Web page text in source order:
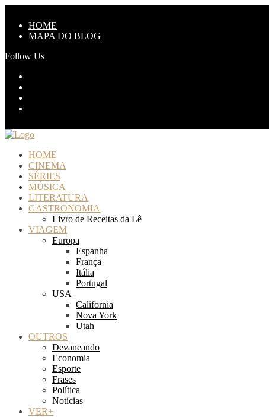
HOME
MAPA DO BLOG
Follow Us
HOME
CINEMA
SÉRIES
MÚSICA
LITERATURA
GASTRONOMIA
Livro de Receitas da Lê
VIAGEM
Europa
Espanha
França
Itália
Portugal
USA
California
Nova York
Utah
OUTROS
Devaneando
Economia
Esporte
Frases
Política
Notícias
VER+